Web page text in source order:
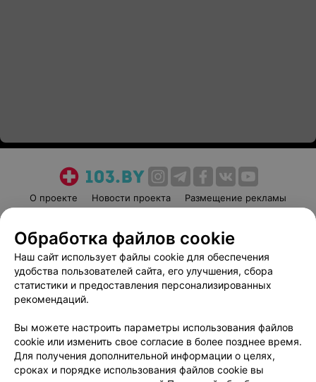
О проекте Новости проекта
Размещение рекламы
Пользовательское соглашение
Способы оплаты
Вакансии
Партнеры
Написать руководителю 103.by
Обработка персональных данных
Обработка файлов cookie
Наш сайт использует файлы cookie для обеспечения
удобства пользователей сайта, его улучшения, сбора
статистики и предоставления персонализированных
рекомендаций.
Вы можете настроить параметры использования файлов
cookie или изменить свое согласие в более позднее время.
Для получения дополнительной информации о целях,
сроках и порядке использования файлов cookie вы